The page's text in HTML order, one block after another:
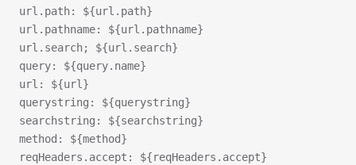
url.path: ${url.path}
url.pathname: ${url.pathname}
url.search; ${url.search}
query: ${query.name}
url: ${url}
querystring: ${querystring}
searchstring: ${searchstring}
method: ${method}
reqHeaders.accept: ${reqHeaders.accept}